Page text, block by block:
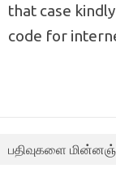
that case
code for
பதிவுகளை